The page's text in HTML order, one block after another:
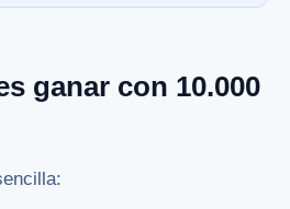
ganar con 10.000